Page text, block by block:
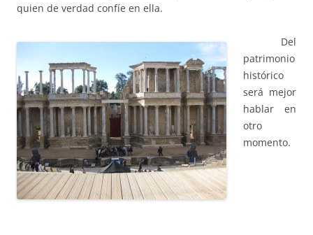
quien de verdad confíe en ella.
Del
patrimonio
histórico
será mejor
hablar en
otro
momento.